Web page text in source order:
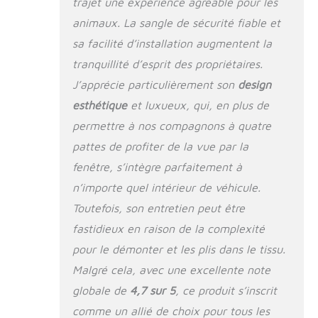
compagnie vous
distraire pendant la
conduite. Le dossier
est arrondi pour
mieux s'adapter au
siège. De plus, son
sont en tissu
antidérapant, ce
design empêche le
assurant une
conduite sûre et
confortable pour
votre ami à fourrure.
Utilisation : convient
à une large gamme
véhicules,
voiture/SUV,
animaux. La sangle de sécurité fiable et
sa facilité d’installation augmentent la
tranquillité d’esprit des propriétaires.
J’apprécie particulièrement son design
esthétiqueet luxueux, qui, en plus de
permettre à nos compagnons à quatre
pattes de profiter de la vue par la
fenêtre, s’intègre parfaitement à
n’importe quel intérieur de véhicule.
Toutefois, son entretien peut être
fastidieux en raison de la complexité
pour le démonter et les plis dans le tissu.
Malgré cela, avec une excellente note
globale de 4,7 sur 5, ce produit s’inscrit
comme un allié de choix pour tous les